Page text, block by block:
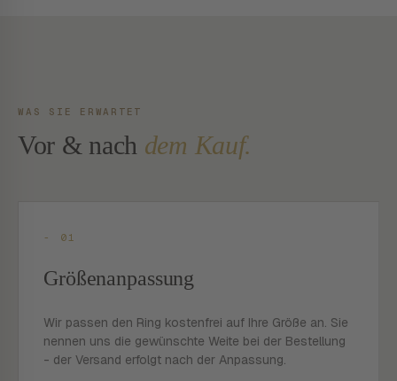
WAS SIE ERWARTET
Vor & nach dem Kauf.
- 01
Größenanpassung
Wir passen den Ring kostenfrei auf Ihre Größe an. Sie
nennen uns die gewünschte Weite bei der Bestellung
- der Versand erfolgt nach der Anpassung.